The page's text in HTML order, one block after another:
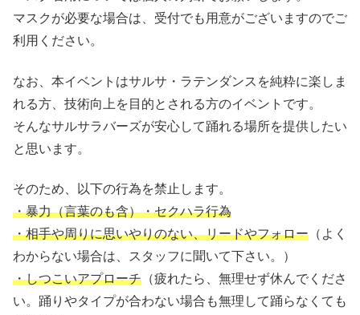
マスクが必要な場合は、受付でも用意がございますのでご
利用ください。
なお、本イベントはサルサ・ラテンダンスを純粋に楽しま
れる方、技術向上を目的とされる方のイベントです。
そんなサルサラバーズが安心して踊れる場所を提供したい
と思います。
そのため、以下の行為を禁止します。
・暴力（言葉のも含）・セクハラ行為
・相手や周りに思いやりのない、リードやフォロー （よく
わからない場合は、スタッフに聞いて下さい。）
・しつこいアプローチ （疲れたら、無理せず休んでくださ
い。踊りやタイプが合わない場合も無理して踊らなくても